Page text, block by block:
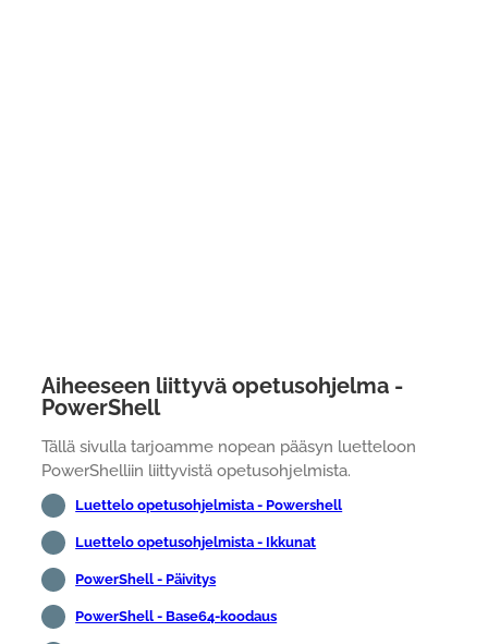
Aiheeseen liittyvä opetusohjelma -
PowerShell
Tällä sivulla tarjoamme nopean pääsyn luetteloon
PowerShelliin liittyvistä opetusohjelmista.
Luettelo opetusohjelmista - Powershell
Luettelo opetusohjelmista - Ikkunat
PowerShell - Päivitys
PowerShell - Base64-koodaus